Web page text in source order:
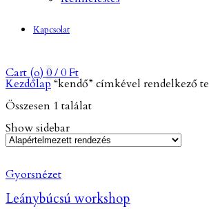
Kapcsolat
Cart (o)0/0Ft
Kezdőlap“kendő” címkével rendelkező
Összesen 1 találat
Show sidebar
Gyorsnézet
Leánybúcsú workshop